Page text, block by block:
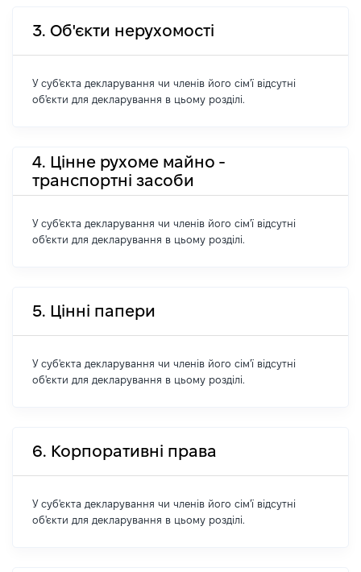
3. Об'єкти нерухомості
У суб'єкта декларування чи членів його сім'ї відсутні
об'єкти для декларування в цьому розділі.
4. Цінне рухоме майно -
транспортні засоби
У суб'єкта декларування чи членів його сім'ї відсутні
об'єкти для декларування в цьому розділі.
5. Цінні папери
У суб'єкта декларування чи членів його сім'ї відсутні
об'єкти для декларування в цьому розділі.
6. Корпоративні права
У суб'єкта декларування чи членів його сім'ї відсутні
об'єкти для декларування в цьому розділі.